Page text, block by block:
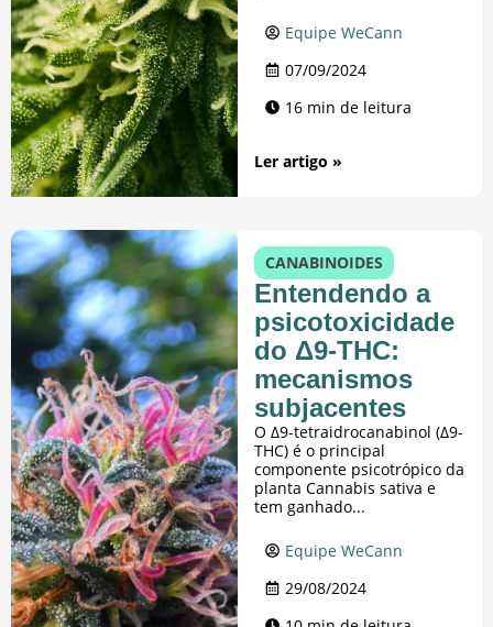
Equipe WeCann
07/09/2024
16 min de leitura
Ler artigo »
CANABINOIDES
Entendendo a
psicotoxicidade
do Δ9-THC:
mecanismos
subjacentes
O Δ9-tetraidrocanabinol (Δ9-
THC) é o principal
componente psicotrópico da
planta Cannabis sativa e
tem ganhado...
Equipe WeCann
29/08/2024